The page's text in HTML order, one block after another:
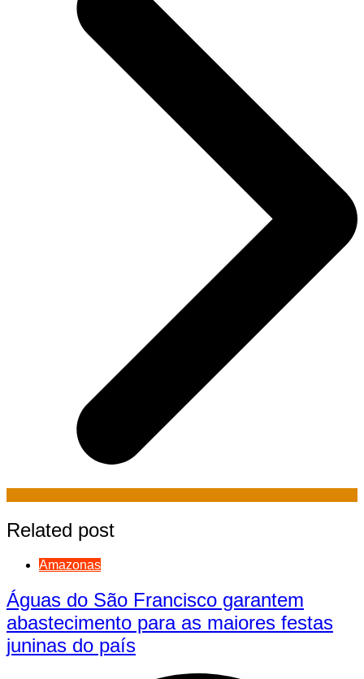
Related post
Amazonas
Águas do São Francisco garantem
abastecimento para as maiores festas
juninas do país